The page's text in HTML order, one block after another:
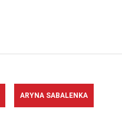
ARYNA SABALENKA